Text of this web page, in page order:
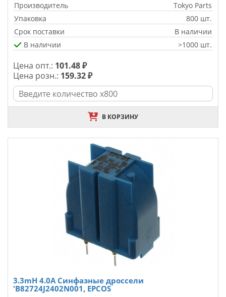
Производитель
Tokyo Parts
Упаковка
800 шт.
Срок поставки
В наличии
В наличии
>1000 шт.
Цена опт.: 101.48 ₽
Цена розн.: 159.32 ₽
В КОРЗИНУ
3.3mH 4.0A Синфазные дроссели
'B82724J2402N001, EPCOS